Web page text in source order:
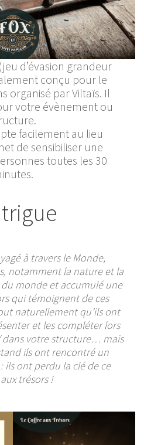
d’évasion grandeur
conçu pour le
organisé par Viltaïs. Il
votre évènement ou
facilement au lieu
de sensibiliser une
toutes les 30
à travers le Monde,
notamment la nature et la
monde et accumulé une
qui témoignent de ces
naturellement qu’ils ont
et les compléter lors
votre structure… mais
ils ont rencontré un
ils ont perdu la clé de ce
trésors !